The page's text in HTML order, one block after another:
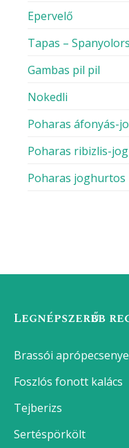
Epervelő
Tapas –
Gambas pil pil
Nokedli
Poharas áfonyás-
Poharas ribizlis-
Poharas
Legnépszerűbb
Brassói aprópecsenye
Foszlós fonott kalács
Tejberizs
Sertéspörkölt